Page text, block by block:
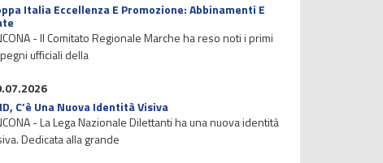
Italia Eccellenza E Promozione: Abbinamenti E
- Il Comitato Regionale Marche ha reso noti i primi
ufficiali della
C’è Una Nuova Identità Visiva
- La Lega Nazionale Dilettanti ha una nuova identità
Dedicata alla grande